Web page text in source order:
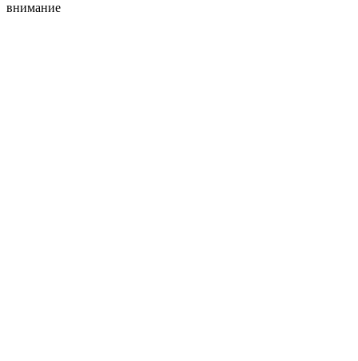
внимание